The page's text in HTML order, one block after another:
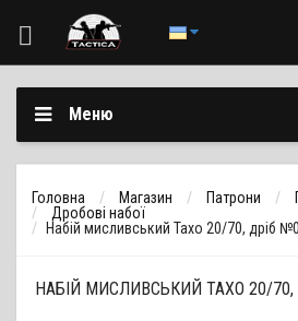
Меню
Головна Магазин Патрони
Дробові набої
Набій мисливський Тахо 20/70, дріб
НАБІЙ МИСЛИВСЬКИЙ ТАХО 20/70,